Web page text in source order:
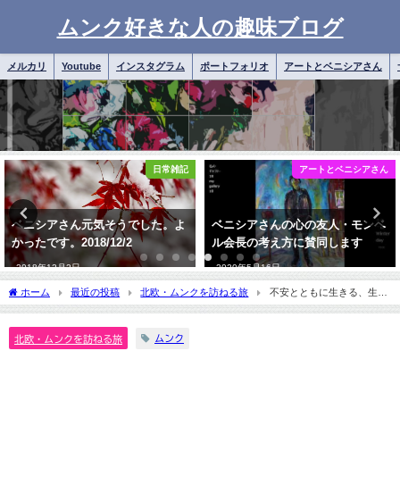
ムンク好きな人の趣味ブログ
メルカリ Youtube インスタグラム ポートフォリオ アートとベニシアさん
アートとベニシアさん
ベニシアさんの心の友人・モンベ
ル会長の考え方に賛同します
2020年5月16日
実際の手順
ベニシアさん現在 2019 視力と
歌と美を考える
2019年3月3日
ホーム 最近の投稿 北欧・ムンクを訪ねる旅
不安とともに生きる、生命
のダンス ムンク
北欧・ムンクを訪ねる旅 ムンク